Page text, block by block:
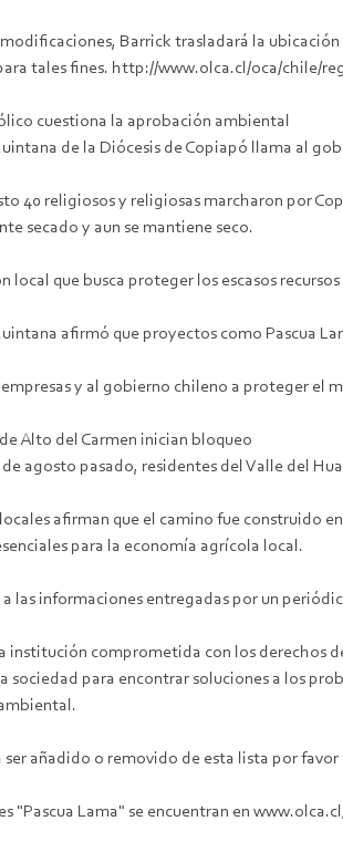
Barrick trasladará la
tales fines. http://www.olca.cl/oca/chile/
cuestiona la aprobación ambiental
de la Diócesis de Copiapó llama al
40 religiosos y religiosas marcharon por
secado y aun se mantiene seco.
local que busca proteger los escasos
afirmó que proyectos como Pascua
empresas y al gobierno chileno a proteger
Alto del Carmen inician bloqueo
de agosto pasado, residentes del Valle del
afirman que el camino fue construido
para la economía agrícola local.
a las informaciones entregadas por un
institución comprometida con los derechos
sociedad para encontrar soluciones a los
ser añadido o removido de esta lista por
"Pascua Lama" se encuentran en